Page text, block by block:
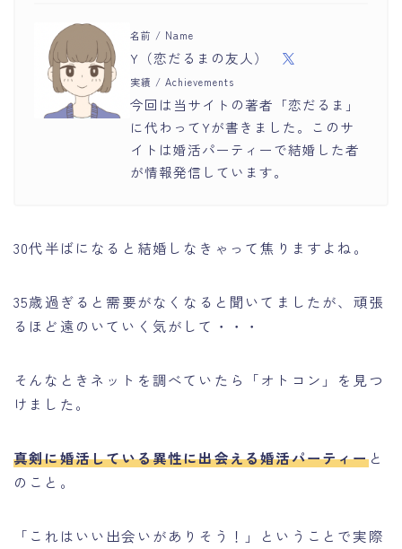
名前 / Name
Y（恋だるまの友人）
実績 / Achievements
今回は当サイトの著者「恋だるま」
に代わってYが書きました。このサ
イトは婚活パーティーで結婚した者
が情報発信しています。
30代半ばになると結婚しなきゃって焦りますよね。
35歳過ぎると需要がなくなると聞いてましたが、頑張
るほど遠のいていく気がして・・・
そんなときネットを調べていたら「オトコン」を見つ
けました。
真剣に婚活している異性に出会える婚活パーティーと
のこと。
「これはいい出会いがありそう！」ということで実際